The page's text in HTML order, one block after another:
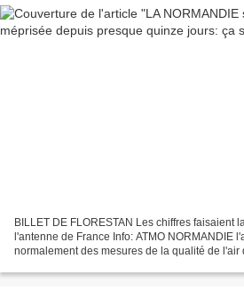
BILLET DE FLORESTAN Les chiffres faisaient
l'antenne de France Info: ATMO NORMANDIE
normalement des mesures de la qualité de l'air